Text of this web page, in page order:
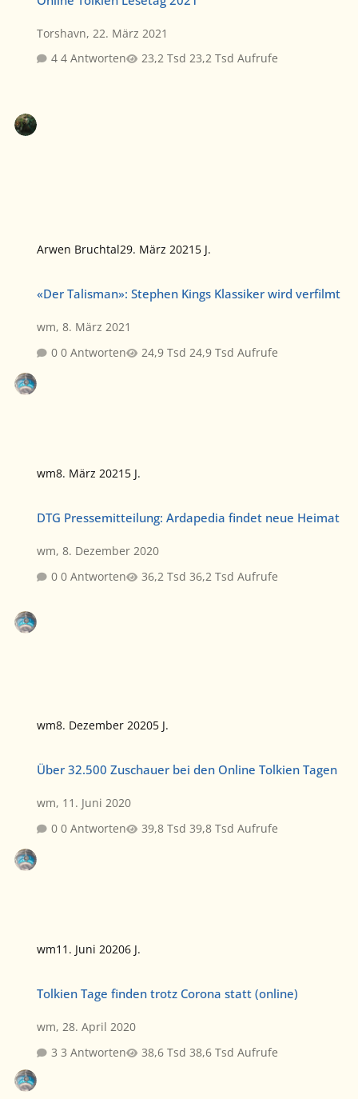
Torshavn, 22. März 2021
4 Antworten
23,2 Tsd Aufrufe
Arwen Bruchtal29. März 2021 5 J.
«Der Talisman»: Stephen Kings Klassiker wird verfilmt
wm,8. März 2021
0 Antworten
24,9 Tsd Aufrufe
wm8. März 2021 5 J.
DTG Pressemitteilung: Ardapedia findet neue Heimat
wm,8. Dezember 2020
0 Antworten
36,2 Tsd Aufrufe
wm8. Dezember 20205 J.
Über 32.500 Zuschauer bei den Online Tolkien Tagen
wm, 11. Juni 2020
0 Antworten
39,8 Tsd Aufrufe
wm11. Juni 20206 J.
Tolkien Tage finden trotz Corona statt (online)
wm,28. April 2020
3 Antworten
38,6 Tsd Aufrufe